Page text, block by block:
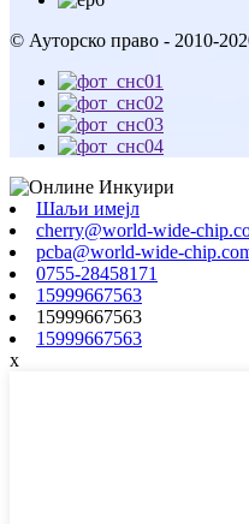
© Ауторско право - 2010-
Шаљи имејл
cherry@world-wide-
pcba@world-wide-
0755-28458171
15999667563
15999667563
15999667563
x